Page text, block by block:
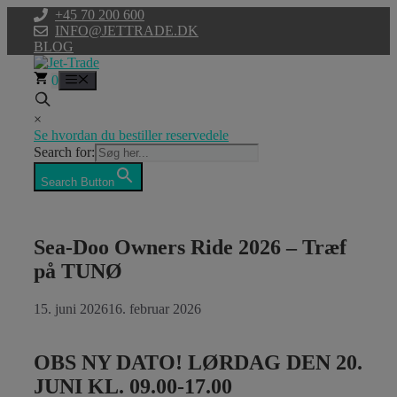
indhold
+45 70 200 600
INFO@JETTRADE.DK
BLOG
0
×
Se hvordan du bestiller reservedele
Search for:
Search Button
Sea-Doo Owners Ride 2026 – Træf
på TUNØ
15. juni 202616. februar 2026
OBS NY DATO! LØRDAG DEN 20.
JUNI KL. 09.00-17.00